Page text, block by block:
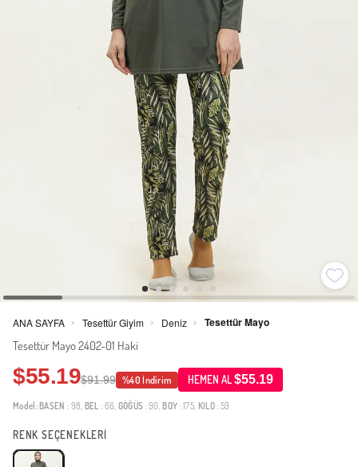
ANA SAYFA > Tesettür Giyim > Deniz > Tesettür Mayo
Tesettür Mayo 2402-01 Haki
$55.19$91.99 %40 İndirim HEMEN AL$55.19
Model: BASEN : 98, BEL : 66, GÖĞÜS : 90, BOY : 175, KILO: 59
RENK SEÇENEKLERİ